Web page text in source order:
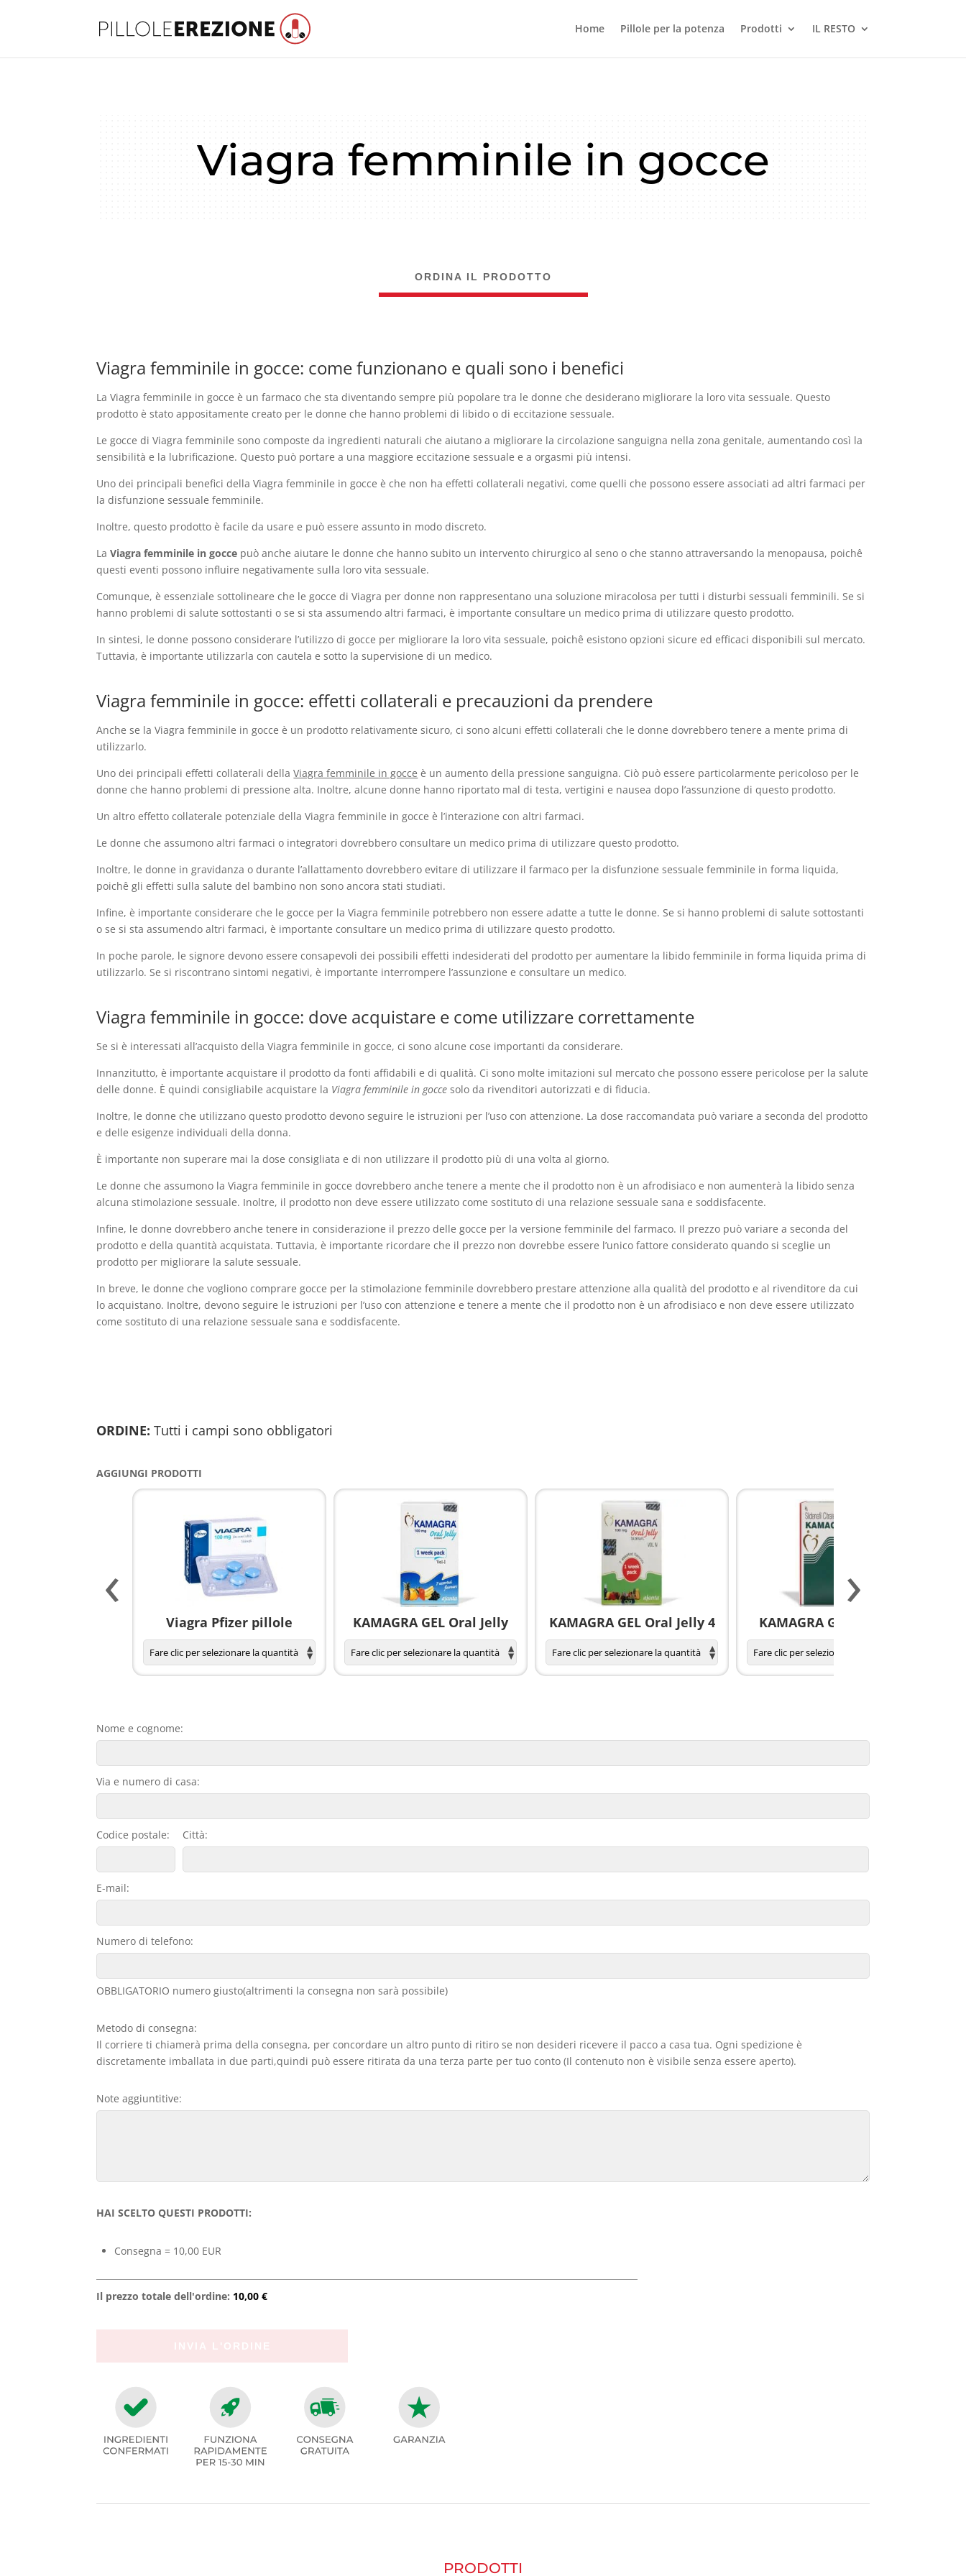
Home Pillole per la potenza Prodotti IL RESTO
Viagra femminile in gocce
ORDINA IL PRODOTTO
Viagra femminile in gocce: come funzionano e quali sono i benefici
La Viagra femminile in gocce è un farmaco che sta diventando sempre più popolare tra le donne che desiderano migliorare la loro vita sessuale. Questo
prodotto è stato appositamente creato per le donne che hanno problemi di libido o di eccitazione sessuale.
Le gocce di Viagra femminile sono composte da ingredienti naturali che aiutano a migliorare la circolazione sanguigna nella zona genitale, aumentando così la
sensibilità e la lubrificazione. Questo può portare a una maggiore eccitazione sessuale e a orgasmi più intensi.
Uno dei principali benefici della Viagra femminile in gocce è che non ha effetti collaterali negativi, come quelli che possono essere associati ad altri farmaci per
la disfunzione sessuale femminile.
Inoltre, questo prodotto è facile da usare e può essere assunto in modo discreto.
LaViagra femminile in gocce può anche aiutare le donne che hanno subito un intervento chirurgico al seno o che stanno attraversando la menopausa, poichê
questi eventi possono influire negativamente sulla loro vita sessuale.
Comunque, è essenziale sottolineare che le gocce di Viagra per donne non rappresentano una soluzione miracolosa per tutti i disturbi sessuali femminili. Se si
hanno problemi di salute sottostanti o se si sta assumendo altri farmaci, è importante consultare un medico prima di utilizzare questo prodotto.
In sintesi, le donne possono considerare l’utilizzo di gocce per migliorare la loro vita sessuale, poichê esistono opzioni sicure ed efficaci disponibili sul mercato.
Tuttavia, è importante utilizzarla con cautela e sotto la supervisione di un medico.
Viagra femminile in gocce: effetti collaterali e precauzioni da prendere
Anche se la Viagra femminile in gocce è un prodotto relativamente sicuro, ci sono alcuni effetti collaterali che le donne dovrebbero tenere a mente prima di
utilizzarlo.
Uno dei principali effetti collaterali dellaViagra femminile in gocce è un aumento della pressione sanguigna. Ciò può essere particolarmente pericoloso per le
donne che hanno problemi di pressione alta. Inoltre, alcune donne hanno riportato mal di testa, vertigini e nausea dopo l’assunzione di questo prodotto.
Un altro effetto collaterale potenziale della Viagra femminile in gocce è l’interazione con altri farmaci.
Le donne che assumono altri farmaci o integratori dovrebbero consultare un medico prima di utilizzare questo prodotto.
Inoltre, le donne in gravidanza o durante l’allattamento dovrebbero evitare di utilizzare il farmaco per la disfunzione sessuale femminile in forma liquida,
poichê gli effetti sulla salute del bambino non sono ancora stati studiati.
Infine, è importante considerare che le gocce per la Viagra femminile potrebbero non essere adatte a tutte le donne. Se si hanno problemi di salute sottostanti
o se si sta assumendo altri farmaci, è importante consultare un medico prima di utilizzare questo prodotto.
In poche parole, le signore devono essere consapevoli dei possibili effetti indesiderati del prodotto per aumentare la libido femminile in forma liquida prima di
utilizzarlo. Se si riscontrano sintomi negativi, è importante interrompere l’assunzione e consultare un medico.
Viagra femminile in gocce: dove acquistare e come utilizzare correttamente
Se si è interessati all’acquisto della Viagra femminile in gocce, ci sono alcune cose importanti da considerare.
Innanzitutto, è importante acquistare il prodotto da fonti affidabili e di qualità. Ci sono molte imitazioni sul mercato che possono essere pericolose per la salute
delle donne. È quindi consigliabile acquistare la Viagra femminile in gocce solo da rivenditori autorizzati e di fiducia.
Inoltre, le donne che utilizzano questo prodotto devono seguire le istruzioni per l’uso con attenzione. La dose raccomandata può variare a seconda del prodotto
e delle esigenze individuali della donna.
È importante non superare mai la dose consigliata e di non utilizzare il prodotto più di una volta al giorno.
Le donne che assumono la Viagra femminile in gocce dovrebbero anche tenere a mente che il prodotto non è un afrodisiaco e non aumenterà la libido senza
alcuna stimolazione sessuale. Inoltre, il prodotto non deve essere utilizzato come sostituto di una relazione sessuale sana e soddisfacente.
Infine, le donne dovrebbero anche tenere in considerazione il prezzo delle gocce per la versione femminile del farmaco. Il prezzo può variare a seconda del
prodotto e della quantità acquistata. Tuttavia, è importante ricordare che il prezzo non dovrebbe essere l’unico fattore considerato quando si sceglie un
prodotto per migliorare la salute sessuale.
In breve, le donne che vogliono comprare gocce per la stimolazione femminile dovrebbero prestare attenzione alla qualità del prodotto e al rivenditore da cui
lo acquistano. Inoltre, devono seguire le istruzioni per l’uso con attenzione e tenere a mente che il prodotto non è un afrodisiaco e non deve essere utilizzato
come sostituto di una relazione sessuale sana e soddisfacente.
ORDINE: Tutti i campi sono obbligatori
AGGIUNGI PRODOTTI
Viagra Pfizer pillole KAMAGRA GEL Oral Jelly KAMAGRA GEL Oral Jelly 4 KAMAGRA GOLD pillole
‹ ›
Nome e cognome:
Via e numero di casa:
Codice postale: Città:
E-mail:
Numero di telefono:
OBBLIGATORIO numero giusto(altrimenti la consegna non sarà possibile)
Metodo di consegna:
Il corriere ti chiamerà prima della consegna, per concordare un altro punto di ritiro se non desideri ricevere il pacco a casa tua. Ogni spedizione è
discretamente imballata in due parti,quindi può essere ritirata da una terza parte per tuo conto (Il contenuto non è visibile senza essere aperto).
Note aggiuntitive:
HAI SCELTO QUESTI PRODOTTI:
Consegna = 10,00 EUR
Il prezzo totale dell'ordine: 10,00 €
PRODOTTI